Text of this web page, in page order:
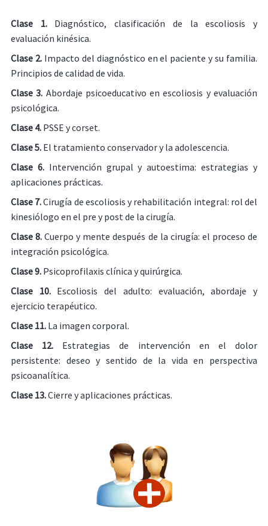
Clase 1. Diagnóstico, clasificación de la escoliosis y
evaluación kinésica.
Clase 2. Impacto del diagnóstico en el paciente y su familia.
Principios de calidad de vida.
Clase 3. Abordaje psicoeducativo en escoliosis y evaluación
psicológica.
Clase 4.PSSE y corset.
Clase 5.El tratamiento conservador y la adolescencia.
Clase 6. Intervención grupal y autoestima: estrategias y
aplicaciones prácticas.
Clase 7.Cirugía de escoliosis y rehabilitación integral: rol del
kinesiólogo en el pre y post de la cirugía.
Clase 8.Cuerpo y mente después de la cirugía: el proceso de
integración psicológica.
Clase 9. Psicoprofilaxis clínica y quirúrgica.
Clase 10. Escoliosis del adulto: evaluación, abordaje y
ejercicio terapéutico.
Clase 11. La imagen corporal.
Clase 12. Estrategias de intervención en el dolor
persistente: deseo y sentido de la vida en perspectiva
psicoanalítica.
Clase 13.Cierre y aplicaciones prácticas.